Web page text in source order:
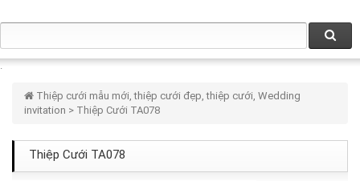
Thiệp cưới mẫu mới, thiệp cưới đẹp, thiệp cưới, Wedding
invitation > Thiệp Cưới TA078
Thiệp Cưới TA078